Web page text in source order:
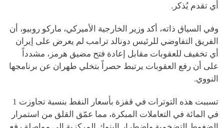
أي تقدم يُذكر.
وفي السياق ذاته، أكد وزير الخارجية الأميركي، ماركو روبيو، أن
الفريق التفاوضي للرئيس دونالد ترامب لم يعرض على إيران
أي تخفيف للعقوبات مقابل إعادة فتح مضيق هرمز، مشدداً
على أن رفع العقوبات يرتبط حصراً بتخلي طهران عن برنامجها
النووي.
تسببت هذه التوترات في قفزة بأسعار النفط بنسبة تجاوزت 1
في المائة في التعاملات المبكرة، مما عمّق القلق من استمرار